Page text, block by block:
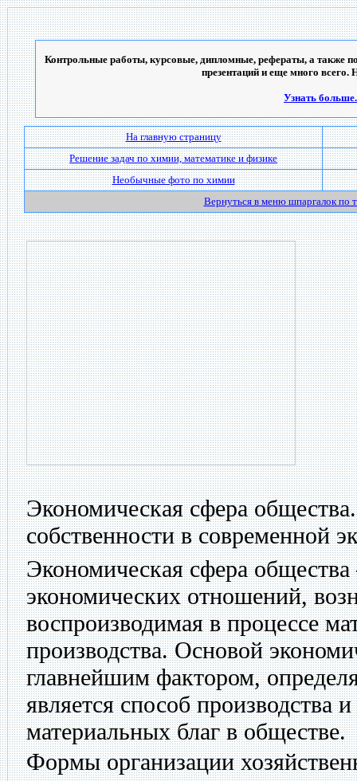
Контрольные работы, курсовые, дипломные, рефераты, а также
презентаций и еще много всего.
Узнать
На главную страницу
Решение задач по химии, математике и физике
Необычные фото по химии
Вернуться в меню шпаргалок по
Экономическая сфера
собственности в современной
Экономическая сфера
экономических отношений,
воспроизводимая в процессе
производства. Основой
главнейшим фактором,
является способ производства
материальных благ в обществе.
Формы организации